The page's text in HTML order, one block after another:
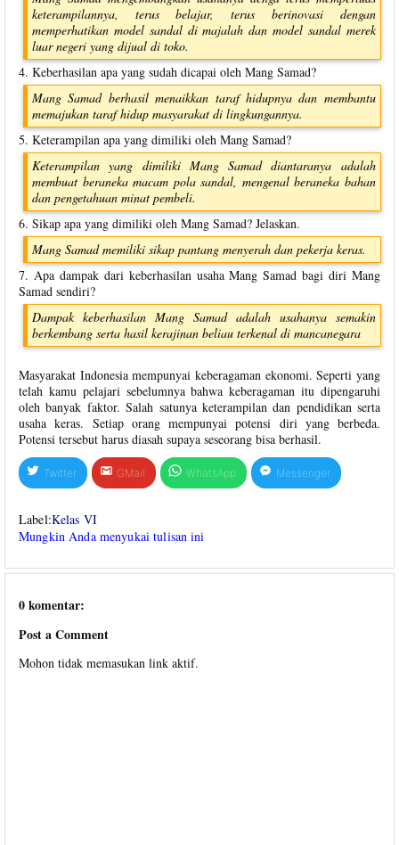
keterampilannya, terus belajar, terus berinovasi dengan
memperhatikan model sandal di majalah dan model sandal merek
luar negeri yang dijual di toko.
4. Keberhasilan apa yang sudah dicapai oleh Mang Samad?
Mang Samad berhasil menaikkan taraf hidupnya dan membantu
memajukan taraf hidup masyarakat di lingkungannya.
5. Keterampilan apa yang dimiliki oleh Mang Samad?
Keterampilan yang dimiliki Mang Samad diantaranya adalah
membuat beraneka macam pola sandal, mengenal beraneka bahan
dan pengetahuan minat pembeli.
6. Sikap apa yang dimiliki oleh Mang Samad? Jelaskan.
Mang Samad memiliki sikap pantang menyerah dan pekerja keras.
7. Apa dampak dari keberhasilan usaha Mang Samad bagi diri Mang
Samad sendiri?
Dampak keberhasilan Mang Samad adalah usahanya semakin
berkembang serta hasil kerajinan beliau terkenal di mancanegara
Masyarakat Indonesia mempunyai keberagaman ekonomi. Seperti yang
telah kamu pelajari sebelumnya bahwa keberagaman itu dipengaruhi
oleh banyak faktor. Salah satunya keterampilan dan pendidikan serta
usaha keras. Setiap orang mempunyai potensi diri yang berbeda.
Potensi tersebut harus diasah supaya seseorang bisa berhasil.
Twitter GMail WhatsApp Messenger
Label:Kelas VI
Mungkin Anda menyukai tulisan ini
0 komentar:
Post a Comment
Mohon tidak memasukan link aktif.